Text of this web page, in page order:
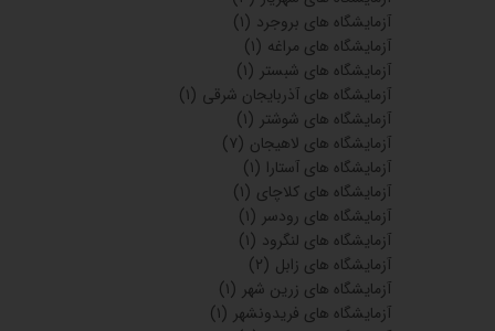
آزمایشگاه های بروجرد (۱)
آزمایشگاه های مراغه (۱)
آزمایشگاه های شبستر (۱)
آزمایشگاه های آذربایجان شرقی (۱)
آزمایشگاه های شوشتر (۱)
آزمایشگاه های لاهیجان (۷)
آزمایشگاه های آستارا (۱)
آزمایشگاه های کلاچای (۱)
آزمایشگاه های رودسر (۱)
آزمایشگاه های لنگرود (۱)
آزمایشگاه های زابل (۲)
آزمایشگاه های زرین شهر (۱)
آزمایشگاه های فریدونشهر (۱)